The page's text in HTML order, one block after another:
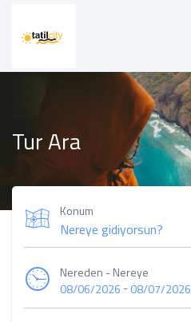
Tur Ara
Konum
Nereden - Nereye
08/06/2026 -08/07/2026